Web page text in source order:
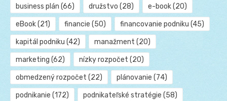
business plán (66) družstvo (28) e-book(20)
eBook(21) financie (50) financovanie podniku (45)
kapitál podniku (42) manažment (20)
marketing (62) nízky rozpočet (20)
obmedzený rozpočet (22) plánovanie (74)
podnikanie (172) podnikateľské stratégie (58)